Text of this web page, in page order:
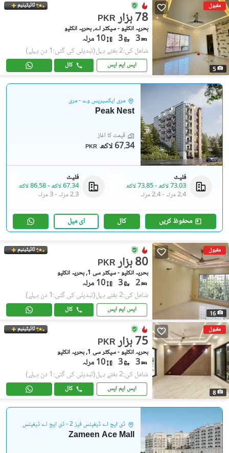
مقبول
5
ٹائیٹینیم
PKR 78 ہزار
بحریہ انکلیو - سیکٹر اے, بحریہ انکلیو
3
3 10 مرلہ
شامل کی:2 ہفتے پہل (تبدیلی کی گئی:1 دن پہلے)
ایس ایم ایس کال
مری ایکسپریس وے - مری
Peak Nest
قیمت کا آغاز
PKR 67.34 لاکھ
فلیٹ
73.03 لاکھ
-73.85 لاکھ
2.4 مرلہ
-2.4 مرلہ
فلیٹ
67.34 لاکھ
-86.58 لاکھ
2.3 مرلہ
-3 مرلہ
محفوظ کریں کال ای میل
مقبول
16
ٹائیٹینیم
PKR 80 ہزار
بحریہ انکلیو - سیکٹر سی 1, بحریہ انکلیو
2
3 10 مرلہ
شامل کی:2 ہفتے پہل (تبدیلی کی گئی:1 دن پہلے)
ایس ایم ایس کال
مقبول
8
ٹائیٹینیم
PKR 75 ہزار
بحریہ انکلیو - سیکٹر سی 1, بحریہ انکلیو
3
3 10 مرلہ
شامل کی:2 ہفتے پہل (تبدیلی کی گئی:1 دن پہلے)
ایس ایم ایس کال
ڈی ایچ اے ڈیفینس فیز 2 - ڈی ایچ اے ڈیفینس
Zameen Ace Mall